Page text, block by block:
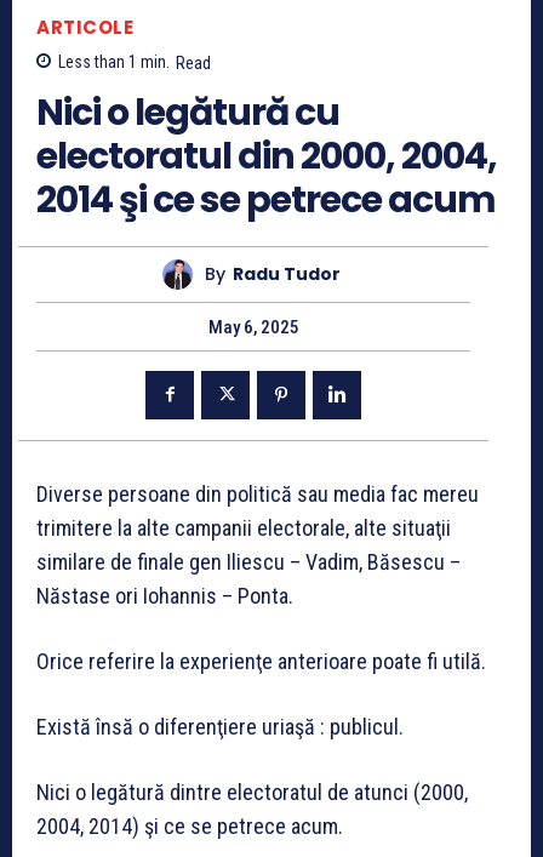
ARTICOLE
Less than 1 min. Read
Nici o legătură cu
electoratul din 2000, 2004,
2014 şi ce se petrece acum
By Radu Tudor
May 6, 2025
Diverse persoane din politică sau media fac mereu
trimitere la alte campanii electorale, alte situaţii
similare de finale gen Iliescu – Vadim, Băsescu –
Năstase ori Iohannis – Ponta.
Orice referire la experienţe anterioare poate fi utilă.
Există însă o diferenţiere uriaşă : publicul.
Nici o legătură dintre electoratul de atunci (2000,
2004, 2014) şi ce se petrece acum.